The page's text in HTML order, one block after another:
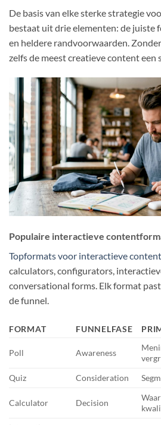
De basis van elke sterke strategie
bestaat uit drie elementen: de juiste
en heldere randvoorwaarden.
zelfs de meest creatieve content een
Populaire interactieve
Topformats voor interactieve content
calculators, configurators,
conversational forms. Elk format
de funnel.
FORMAT FUNNELFASE
Poll Awareness
Quiz
Consideration
Calculator Decision